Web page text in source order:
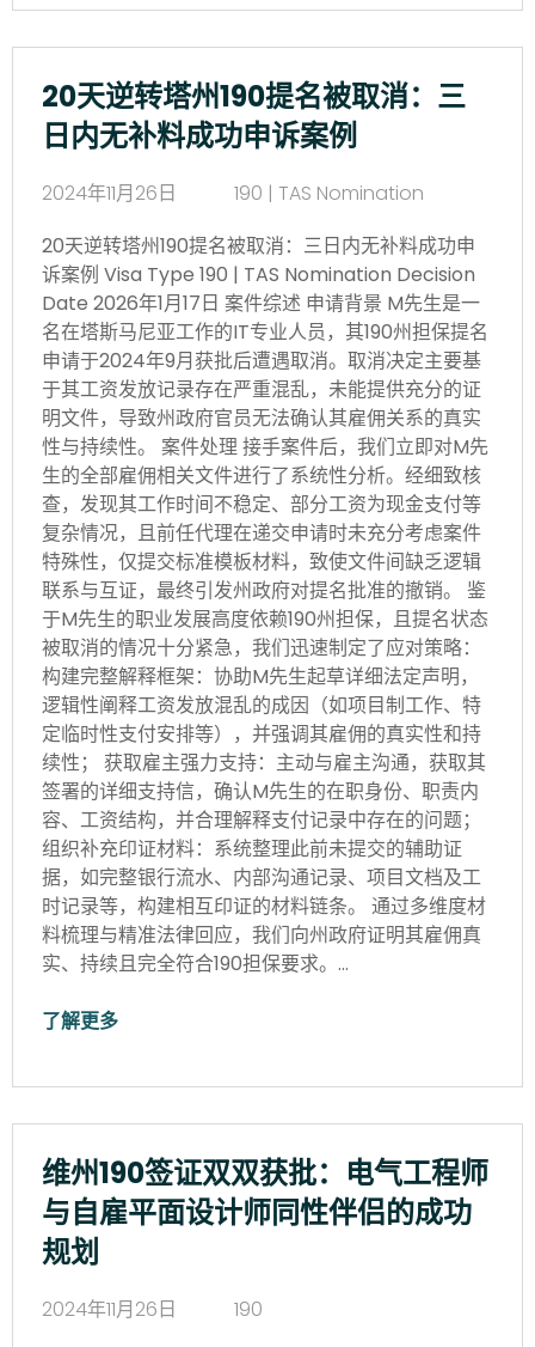
20天逆转塔州190提名被取消：三
日内无补料成功申诉案例
2024年11月26日
190 | TAS Nomination
20天逆转塔州190提名被取消：三日内无补料成功申
诉案例 Visa Type 190 | TAS Nomination Decision
Date 2026年1月17日 案件综述 申请背景 M先生是一
名在塔斯马尼亚工作的IT专业人员，其190州担保提名
申请于2024年9月获批后遭遇取消。取消决定主要基
于其工资发放记录存在严重混乱，未能提供充分的证
明文件，导致州政府官员无法确认其雇佣关系的真实
性与持续性。 案件处理 接手案件后，我们立即对M先
生的全部雇佣相关文件进行了系统性分析。经细致核
查，发现其工作时间不稳定、部分工资为现金支付等
复杂情况，且前任代理在递交申请时未充分考虑案件
特殊性，仅提交标准模板材料，致使文件间缺乏逻辑
联系与互证，最终引发州政府对提名批准的撤销。 鉴
于M先生的职业发展高度依赖190州担保，且提名状态
被取消的情况十分紧急，我们迅速制定了应对策略：
构建完整解释框架：协助M先生起草详细法定声明，
逻辑性阐释工资发放混乱的成因（如项目制工作、特
定临时性支付安排等），并强调其雇佣的真实性和持
续性； 获取雇主强力支持：主动与雇主沟通，获取其
签署的详细支持信，确认M先生的在职身份、职责内
容、工资结构，并合理解释支付记录中存在的问题；
组织补充印证材料：系统整理此前未提交的辅助证
据，如完整银行流水、内部沟通记录、项目文档及工
时记录等，构建相互印证的材料链条。 通过多维度材
料梳理与精准法律回应，我们向州政府证明其雇佣真
实、持续且完全符合190担保要求。…
了解更多
维州190签证双双获批：电气工程师
与自雇平面设计师同性伴侣的成功
规划
2024年11月26日
190